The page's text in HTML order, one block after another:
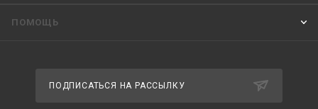
ПОМОЩЬ
ПОДПИСАТЬСЯ НА РАССЫЛКУ